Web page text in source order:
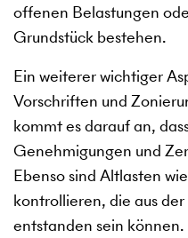
offenen Belastungen
Grundstück bestehen.
Ein weiterer wichtiger
Vorschriften und
kommt es darauf an,
Genehmigungen und
Ebenso sind Altlasten
kontrollieren, die aus
entstanden sein